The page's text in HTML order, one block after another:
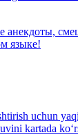
анекдоты,
языке!
uchun
kartada